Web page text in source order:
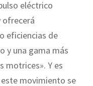
eléctrico
ofrecerá
eficiencias de
y una gama más
motrices». Y es
movimiento se